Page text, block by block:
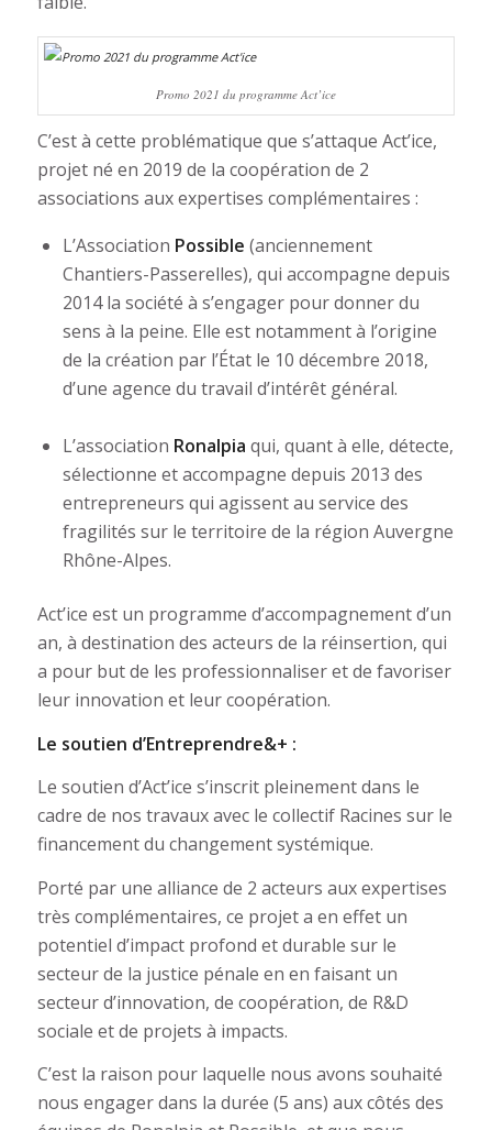
Promo 2021 du programme Act’ice
C’est à cette problématique que s’attaque Act’ice,
projet né en 2019 de la coopération de 2
associations aux expertises complémentaires :
L’Association Possible (anciennement
Chantiers-Passerelles), qui accompagne depuis
2014 la société à s’engager pour donner du
sens à la peine. Elle est notamment à l’origine
de la création par l’État le 10 décembre 2018,
d’une agence du travail d’intérêt général.
L’association Ronalpia qui, quant à elle, détecte,
sélectionne et accompagne depuis 2013 des
entrepreneurs qui agissent au service des
fragilités sur le territoire de la région Auvergne
Rhône-Alpes.
Act’ice est un programme d’accompagnement d’un
an, à destination des acteurs de la réinsertion, qui
a pour but de les professionnaliser et de favoriser
leur innovation et leur coopération.
Le soutien d’Entreprendre&+ :
Le soutien d’Act’ice s’inscrit pleinement dans le
cadre de nos travaux avec le collectif Racines sur le
financement du changement systémique.
Porté par une alliance de 2 acteurs aux expertises
très complémentaires, ce projet a en effet un
potentiel d’impact profond et durable sur le
secteur de la justice pénale en en faisant un
secteur d’innovation, de coopération, de R&D
sociale et de projets à impacts.
C’est la raison pour laquelle nous avons souhaité
nous engager dans la durée (5 ans) aux côtés des